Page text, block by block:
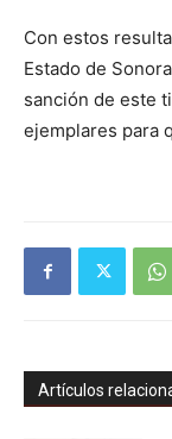
Con estos
Estado de
sanción de este
ejemplares para
Artículos